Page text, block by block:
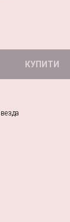
КУПИТИ